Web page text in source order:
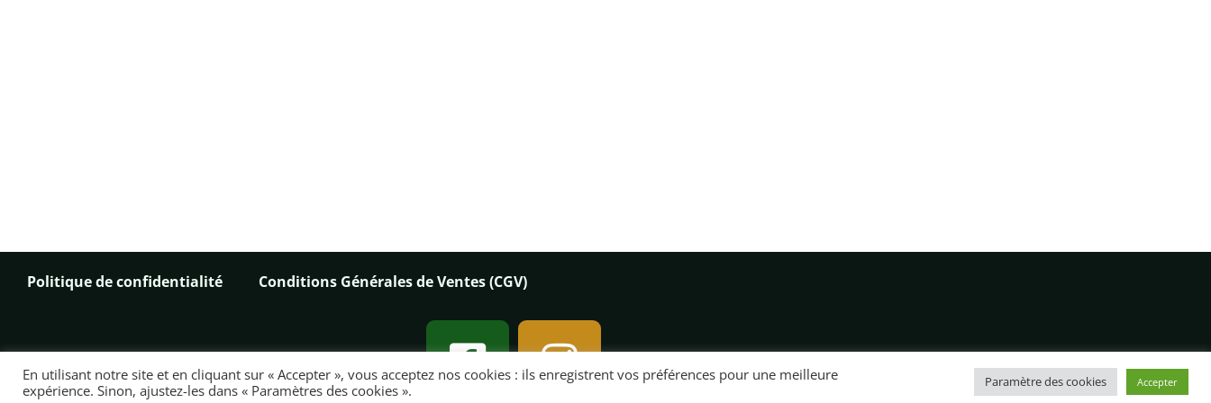
Politique de confidentialité Conditions Générales de Ventes (CGV)
En utilisant notre site et en cliquant sur « Accepter », vous acceptez nos cookies : ils enregistrent vos préférences pour une meilleure
expérience. Sinon, ajustez-les dans « Paramètres des cookies ».
Paramètre des cookies Accepter